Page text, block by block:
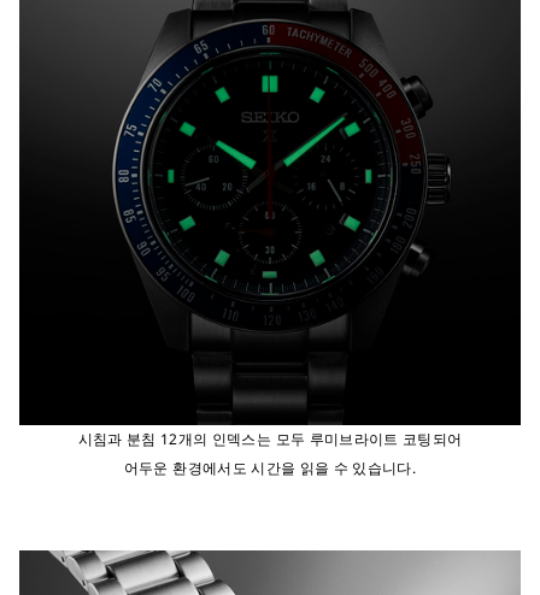
시침과 분침 12개의 인덱스는 모두 루미브라이트 코팅되어
어두운 환경에서도 시간을 읽을 수 있습니다.